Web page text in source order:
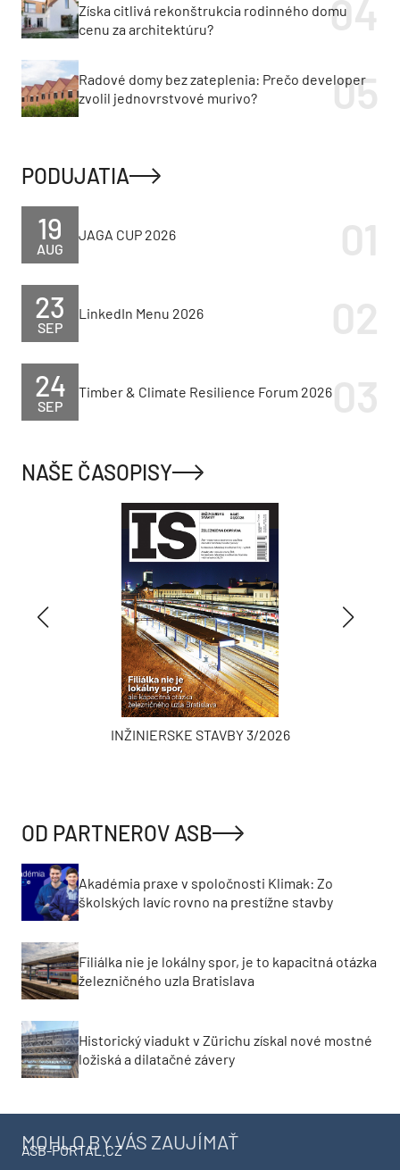
Získa citlivá rekonštrukcia rodinného domu
cenu za architektúru?
Radové domy bez zateplenia: Prečo developer
zvolil jednovrstvové murivo?
PODUJATIA
AUG
19 JAGA CUP 2026
SEP
23 LinkedIn Menu 2026
SEP
24 Timber & Climate Resilience Forum 2026
NAŠE ČASOPISY
INŽINIERSKE STAVBY 3/2026
OD PARTNEROV ASB
Akadémia praxe v spoločnosti Klimak: Zo
školských lavíc rovno na prestížne stavby
Filiálka nie je lokálny spor, je to kapacitná otázka
železničného uzla Bratislava
Historický viadukt v Zürichu získal nové mostné
ložiská a dilatačné závery
MOHLO BY VÁS ZAUJÍMAŤ
ASB-PORTAL.CZ